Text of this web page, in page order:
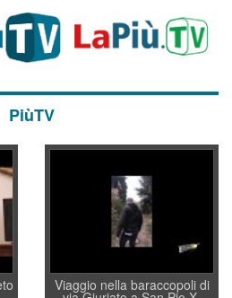
PiùTV
Viaggio nella baraccopoli di